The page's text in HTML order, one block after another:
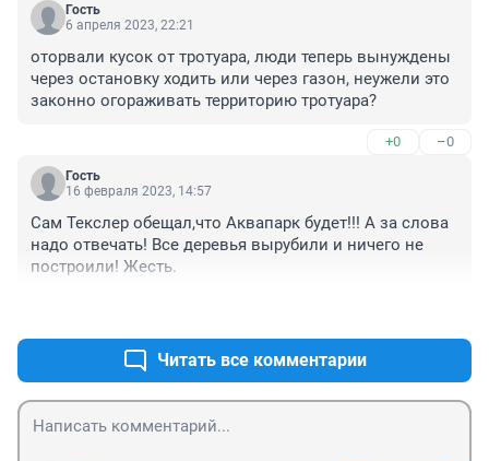
Гость
6 апреля 2023, 22:21
оторвали кусок от тротуара, люди теперь вынуждены
через остановку ходить или через газон, неужели это
законно огораживать территорию тротуара?
+0 –0
Гость
16 февраля 2023, 14:57
Сам Текслер обещал,что Аквапарк будет!!! А за слова
надо отвечать! Все деревья вырубили и ничего не
построили! Жесть.
Читать все комментарии